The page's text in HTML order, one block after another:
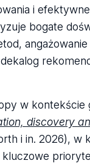
i
bogate
w kontekście
discovery
i in. 2026), w